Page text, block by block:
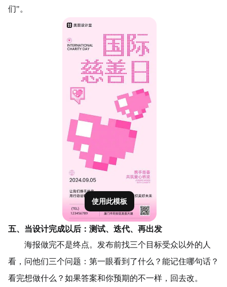
们"。
使用此模板
五、当设计完成以后：测试、迭代、再出发
海报做完不是终点。发布前找三个目标受众以外的人
看，问他们三个问题：第一眼看到了什么？能记住哪句话？
看完想做什么？如果答案和你预期的不一样，回去改。